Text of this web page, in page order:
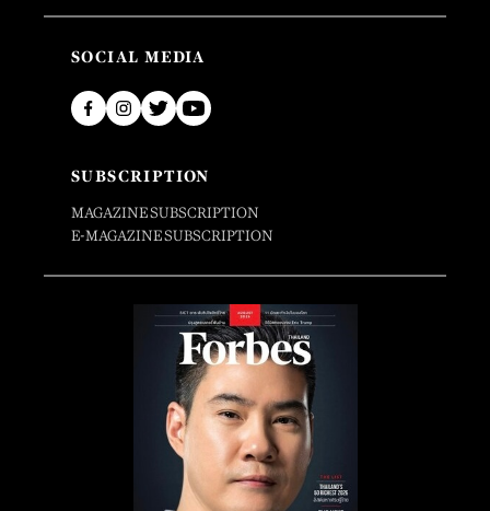
SOCIAL MEDIA
SUBSCRIPTION
MAGAZINE SUBSCRIPTION
E-MAGAZINE SUBSCRIPTION